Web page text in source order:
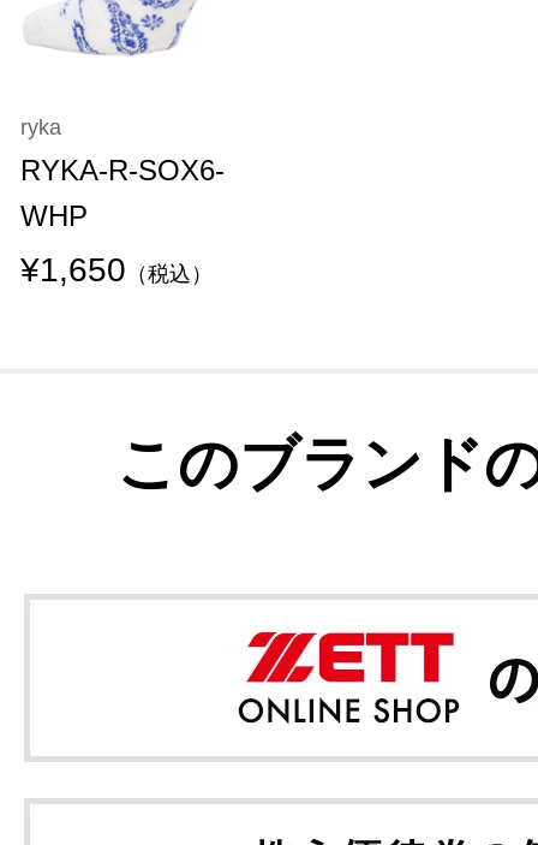
ryka
RYKA-R-SOX6-
WHP
¥1,650 （税込）
このブランド